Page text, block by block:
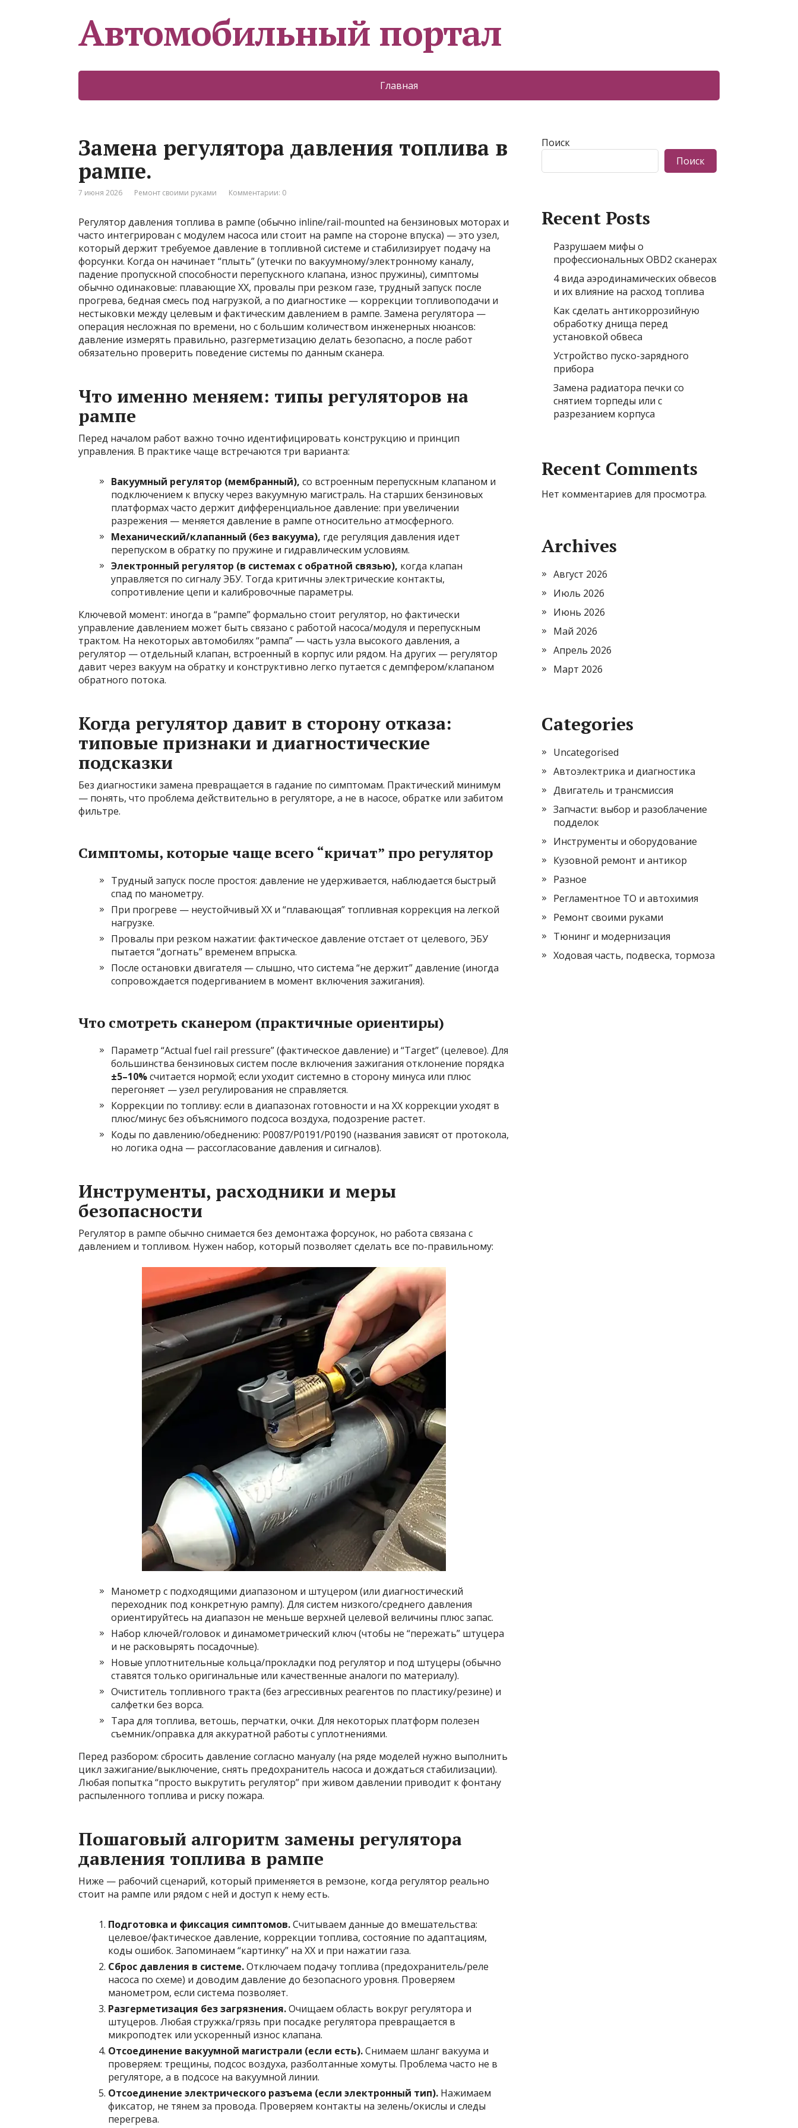
Автомобильный портал
Главная
Замена регулятора давления топлива в
рампе.
7 июня 2026 Ремонт своими руками Комментарии: 0
Регулятор давления топлива в рампе (обычно inline/rail-mounted на бензиновых моторах и
часто интегрирован с модулем насоса или стоит на рампе на стороне впуска) — это узел,
который держит требуемое давление в топливной системе и стабилизирует подачу на
форсунки. Когда он начинает “плыть” (утечки по вакуумному/электронному каналу,
падение пропускной способности перепускного клапана, износ пружины), симптомы
обычно одинаковые: плавающие ХХ, провалы при резком газе, трудный запуск после
прогрева, бедная смесь под нагрузкой, а по диагностике — коррекции топливоподачи и
нестыковки между целевым и фактическим давлением в рампе. Замена регулятора —
операция несложная по времени, но с большим количеством инженерных нюансов:
давление измерять правильно, разгерметизацию делать безопасно, а после работ
обязательно проверить поведение системы по данным сканера.
Что именно меняем: типы регуляторов на
рампе
Перед началом работ важно точно идентифицировать конструкцию и принцип
управления. В практике чаще встречаются три варианта:
Вакуумный регулятор (мембранный), со встроенным перепускным клапаном и
подключением к впуску через вакуумную магистраль. На старших бензиновых
платформах часто держит дифференциальное давление: при увеличении
разрежения — меняется давление в рампе относительно атмосферного.
Механический/клапанный (без вакуума), где регуляция давления идет
перепуском в обратку по пружине и гидравлическим условиям.
Электронный регулятор (в системах с обратной связью), когда клапан
управляется по сигналу ЭБУ. Тогда критичны электрические контакты,
сопротивление цепи и калибровочные параметры.
Ключевой момент: иногда в “рампе” формально стоит регулятор, но фактически
управление давлением может быть связано с работой насоса/модуля и перепускным
трактом. На некоторых автомобилях “рампа” — часть узла высокого давления, а
регулятор — отдельный клапан, встроенный в корпус или рядом. На других — регулятор
давит через вакуум на обратку и конструктивно легко путается с демпфером/клапаном
обратного потока.
Когда регулятор давит в сторону отказа:
типовые признаки и диагностические
подсказки
Без диагностики замена превращается в гадание по симптомам. Практический минимум
— понять, что проблема действительно в регуляторе, а не в насосе, обратке или забитом
фильтре.
Симптомы, которые чаще всего “кричат” про регулятор
Трудный запуск после простоя: давление не удерживается, наблюдается быстрый
спад по манометру.
При прогреве — неустойчивый ХХ и “плавающая” топливная коррекция на легкой
нагрузке.
Провалы при резком нажатии: фактическое давление отстает от целевого, ЭБУ
пытается “догнать” временем впрыска.
После остановки двигателя — слышно, что система “не держит” давление (иногда
сопровождается подергиванием в момент включения зажигания).
Что смотреть сканером (практичные ориентиры)
Параметр “Actual fuel rail pressure” (фактическое давление) и “Target” (целевое). Для
большинства бензиновых систем после включения зажигания отклонение порядка
±5–10%считается нормой; если уходит системно в сторону минуса или плюс
перегоняет — узел регулирования не справляется.
Коррекции по топливу: если в диапазонах готовности и на ХХ коррекции уходят в
плюс/минус без объяснимого подсоса воздуха, подозрение растет.
Коды по давлению/обеднению: P0087/P0191/P0190 (названия зависят от протокола,
но логика одна — рассогласование давления и сигналов).
Инструменты, расходники и меры
безопасности
Регулятор в рампе обычно снимается без демонтажа форсунок, но работа связана с
давлением и топливом. Нужен набор, который позволяет сделать все по-правильному:
Манометр с подходящими диапазоном и штуцером (или диагностический
переходник под конкретную рампу). Для систем низкого/среднего давления
ориентируйтесь на диапазон не меньше верхней целевой величины плюс запас.
Набор ключей/головок и динамометрический ключ (чтобы не “пережать” штуцера
и не расковырять посадочные).
Новые уплотнительные кольца/прокладки под регулятор и под штуцеры (обычно
ставятся только оригинальные или качественные аналоги по материалу).
Очиститель топливного тракта (без агрессивных реагентов по пластику/резине) и
салфетки без ворса.
Тара для топлива, ветошь, перчатки, очки. Для некоторых платформ полезен
съемник/оправка для аккуратной работы с уплотнениями.
Перед разбором: сбросить давление согласно мануалу (на ряде моделей нужно выполнить
цикл зажигание/выключение, снять предохранитель насоса и дождаться стабилизации).
Любая попытка “просто выкрутить регулятор” при живом давлении приводит к фонтану
распыленного топлива и риску пожара.
Пошаговый алгоритм замены регулятора
давления топлива в рампе
Ниже — рабочий сценарий, который применяется в ремзоне, когда регулятор реально
стоит на рампе или рядом с ней и доступ к нему есть.
Подготовка и фиксация симптомов.Считываем данные до вмешательства:
целевое/фактическое давление, коррекции топлива, состояние по адаптациям,
коды ошибок. Запоминаем “картинку” на ХХ и при нажатии газа.
Сброс давления в системе.Отключаем подачу топлива (предохранитель/реле
насоса по схеме) и доводим давление до безопасного уровня. Проверяем
манометром, если система позволяет.
Разгерметизация без загрязнения.Очищаем область вокруг регулятора и
штуцеров. Любая стружка/грязь при посадке регулятора превращается в
микроподтек или ускоренный износ клапана.
Отсоединение вакуумной магистрали (если есть).Снимаем шланг вакуума и
проверяем: трещины, подсос воздуха, разболтанные хомуты. Проблема часто не в
регуляторе, а в подсосе на вакуумной линии.
Отсоединение электрического разъема (если электронный тип). Нажимаем
фиксатор, не тянем за провода. Проверяем контакты на зелень/окислы и следы
перегрева.
Поиск
Поиск
Recent Posts
Разрушаем мифы о
профессиональных OBD2 сканерах
4 вида аэродинамических обвесов
и их влияние на расход топлива
Как сделать антикоррозийную
обработку днища перед
установкой обвеса
Устройство пуско-зарядного
прибора
Замена радиатора печки со
снятием торпеды или с
разрезанием корпуса
Recent Comments
Нет комментариев для просмотра.
Archives
Август 2026
Июль 2026
Июнь 2026
Май 2026
Апрель 2026
Март 2026
Categories
Uncategorised
Автоэлектрика и диагностика
Двигатель и трансмиссия
Запчасти: выбор и разоблачение
подделок
Инструменты и оборудование
Кузовной ремонт и антикор
Разное
Регламентное ТО и автохимия
Ремонт своими руками
Тюнинг и модернизация
Ходовая часть, подвеска, тормоза